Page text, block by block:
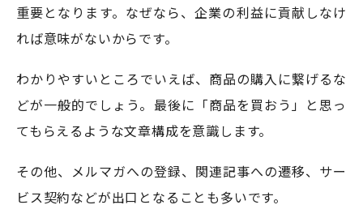
重要となります。なぜなら、企業の利益に貢献しなけ
れば意味がないからです。
わかりやすいところでいえば、商品の購入に繋げるな
どが一般的でしょう。最後に「商品を買おう」と思っ
てもらえるような文章構成を意識します。
その他、メルマガへの登録、関連記事への遷移、サー
ビス契約などが出口となることも多いです。